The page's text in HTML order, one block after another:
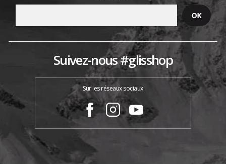
Suivez-nous #glisshop
Sur les réseaux sociaux